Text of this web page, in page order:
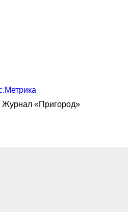
Журнал «Пригород»